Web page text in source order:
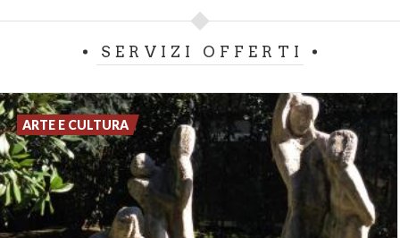
SERVIZI OFFERTI
ARTE E CULTURA